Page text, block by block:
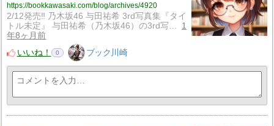
https://bookkawasaki.com/blog/archives/4920
2/12発売‼ 乃木坂46 与田祐希 3rd写真集『タイ
トル未定』 与田祐希（乃木坂46）の3rd写…
1
年8ヶ月前
いいね！
0 ブック川崎